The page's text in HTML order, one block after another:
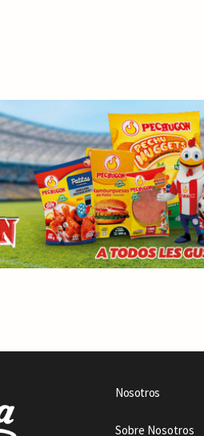
Nosotros
Sobre Nosotros